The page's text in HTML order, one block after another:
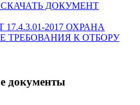
СКАЧАТЬ ДОКУМЕНТ
17.4.3.01-2017 ОХРАНА
ТРЕБОВАНИЯ К ОТБОРУ
документы